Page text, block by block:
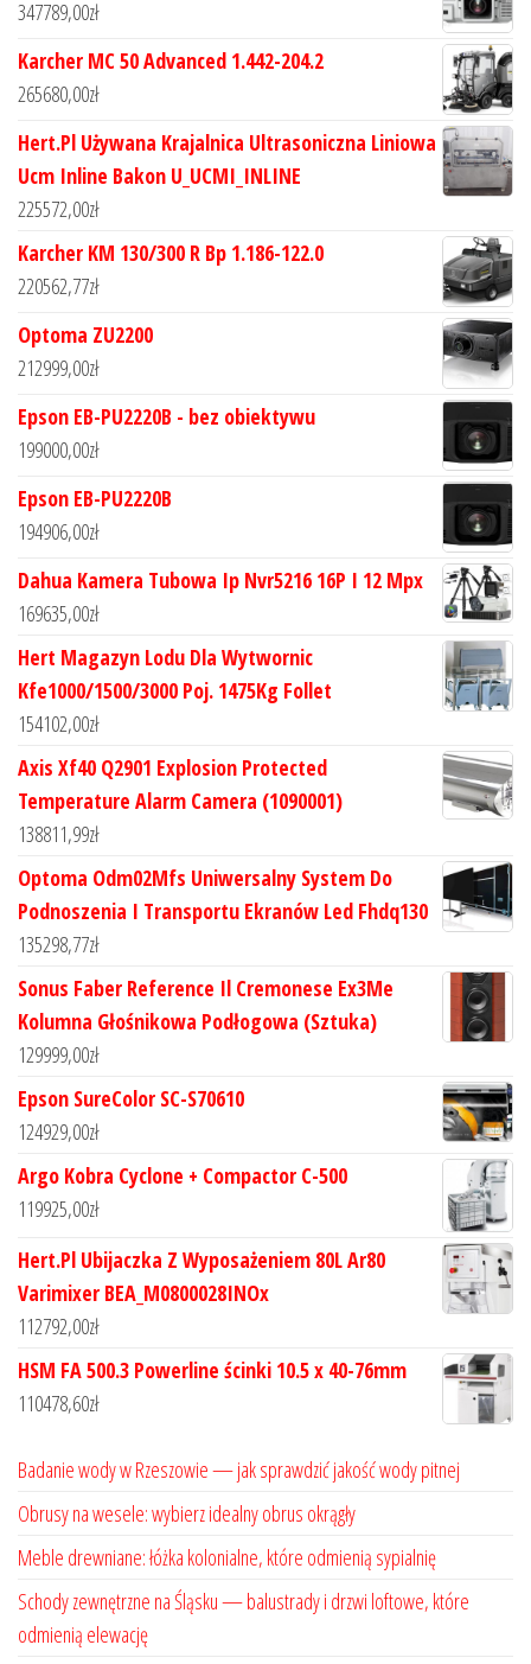
347789,00zł
Karcher MC 50 Advanced 1.442-204.2
265680,00zł
Hert.Pl Używana Krajalnica Ultrasoniczna Liniowa
Ucm Inline Bakon U_UCMI_INLINE
225572,00zł
Karcher KM 130/300 R Bp 1.186-122.0
220562,77zł
Optoma ZU2200
212999,00zł
Epson EB-PU2220B - bez obiektywu
199000,00zł
Epson EB-PU2220B
194906,00zł
Dahua Kamera Tubowa Ip Nvr5216 16P I 12 Mpx
169635,00zł
Hert Magazyn Lodu Dla Wytwornic
Kfe1000/1500/3000 Poj. 1475Kg Follet
154102,00zł
Axis Xf40 Q2901 Explosion Protected
Temperature Alarm Camera (1090001)
138811,99zł
Optoma Odm02Mfs Uniwersalny System Do
Podnoszenia I Transportu Ekranów Led Fhdq130
135298,77zł
Sonus Faber Reference Il Cremonese Ex3Me
Kolumna Głośnikowa Podłogowa (Sztuka)
129999,00zł
Epson SureColor SC-S70610
124929,00zł
Argo Kobra Cyclone + Compactor C-500
119925,00zł
Hert.Pl Ubijaczka Z Wyposażeniem 80L Ar80
Varimixer BEA_M0800028INOx
112792,00zł
HSM FA 500.3 Powerline ścinki 10.5 x 40-76mm
110478,60zł
Badanie wody w Rzeszowie — jak sprawdzić jakość wody pitnej
Obrusy na wesele: wybierz idealny obrus okrągły
Meble drewniane: łóżka kolonialne, które odmienią sypialnię
Schody zewnętrzne na Śląsku — balustrady i drzwi loftowe, które
odmienią elewację